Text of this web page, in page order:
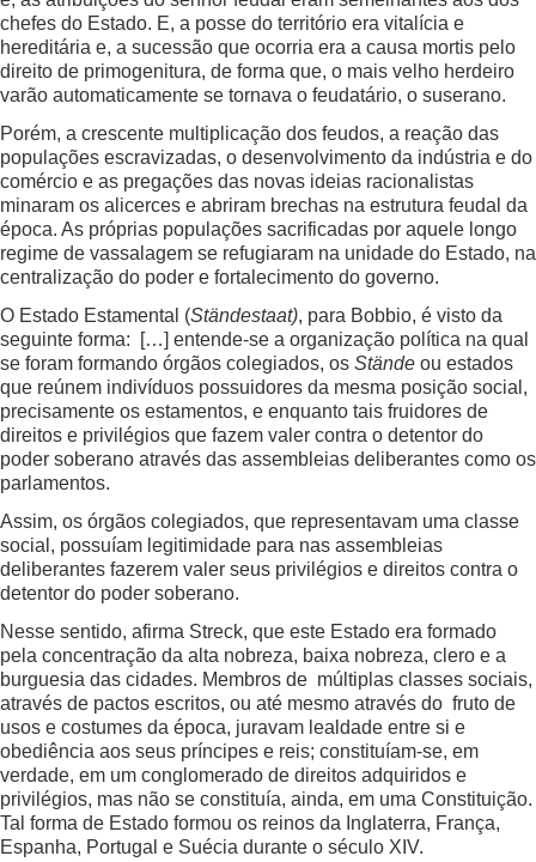
chefes do Estado. E, a posse do território era vitalícia e
hereditária e, a sucessão que ocorria era a causa mortis pelo
direito de primogenitura, de forma que, o mais velho herdeiro
varão automaticamente se tornava o feudatário, o suserano.
Porém, a crescente multiplicação dos feudos, a reação das
populações escravizadas, o desenvolvimento da indústria e do
comércio e as pregações das novas ideias racionalistas
minaram os alicerces e abriram brechas na estrutura feudal da
época. As próprias populações sacrificadas por aquele longo
regime de vassalagem se refugiaram na unidade do Estado, na
centralização do poder e fortalecimento do governo.
O Estado Estamental (Ständestaat), para Bobbio, é visto da
seguinte forma: […] entende-se a organização política na qual
se foram formando órgãos colegiados, os Stände ou estados
que reúnem indivíduos possuidores da mesma posição social,
precisamente os estamentos, e enquanto tais fruidores de
direitos e privilégios que fazem valer contra o detentor do
poder soberano através das assembleias deliberantes como os
parlamentos.
Assim, os órgãos colegiados, que representavam uma classe
social, possuíam legitimidade para nas assembleias
deliberantes fazerem valer seus privilégios e direitos contra o
detentor do poder soberano.
Nesse sentido, afirma Streck, que este Estado era formado
pela concentração da alta nobreza, baixa nobreza, clero e a
burguesia das cidades. Membros de múltiplas classes sociais,
através de pactos escritos, ou até mesmo através do fruto de
usos e costumes da época, juravam lealdade entre si e
obediência aos seus príncipes e reis; constituíam-se, em
verdade, em um conglomerado de direitos adquiridos e
privilégios, mas não se constituía, ainda, em uma Constituição.
Tal forma de Estado formou os reinos da Inglaterra, França,
Espanha, Portugal e Suécia durante o século XIV.